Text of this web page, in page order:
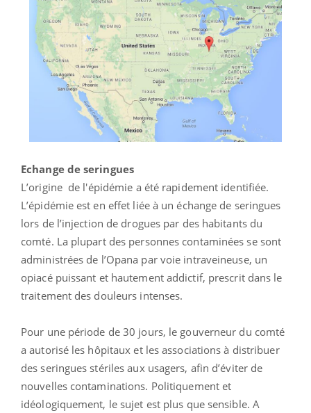
Echange de seringues
L’origine de l'épidémie a été rapidement identifiée.
L’épidémie est en effet liée à un échange de seringues
lors de l’injection de drogues par des habitants du
comté. La plupart des personnes contaminées se sont
administrées de l’Opana par voie intraveineuse, un
opiacé puissant et hautement addictif, prescrit dans le
traitement des douleurs intenses.
Pour une période de 30 jours, le gouverneur du comté
a autorisé les hôpitaux et les associations à distribuer
des seringues stériles aux usagers, afin d’éviter de
nouvelles contaminations. Politiquement et
idéologiquement, le sujet est plus que sensible. A